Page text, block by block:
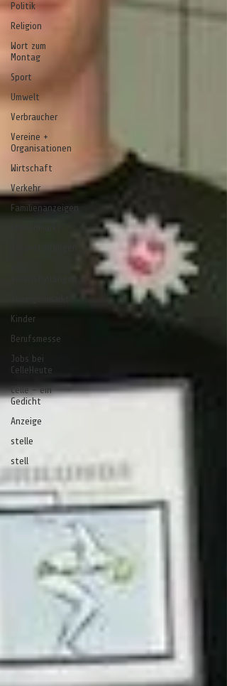
Politik
Religion
Wort zum
Montag
Sport
Umwelt
Verbraucher
Vereine +
Organisationen
Wirtschaft
Verkehr
Familienanzeigen
Kinder
Berufsmesse
Jobs bei
CelleHeute
Celle - ein
Gedicht
Anzeige
stelle
stell